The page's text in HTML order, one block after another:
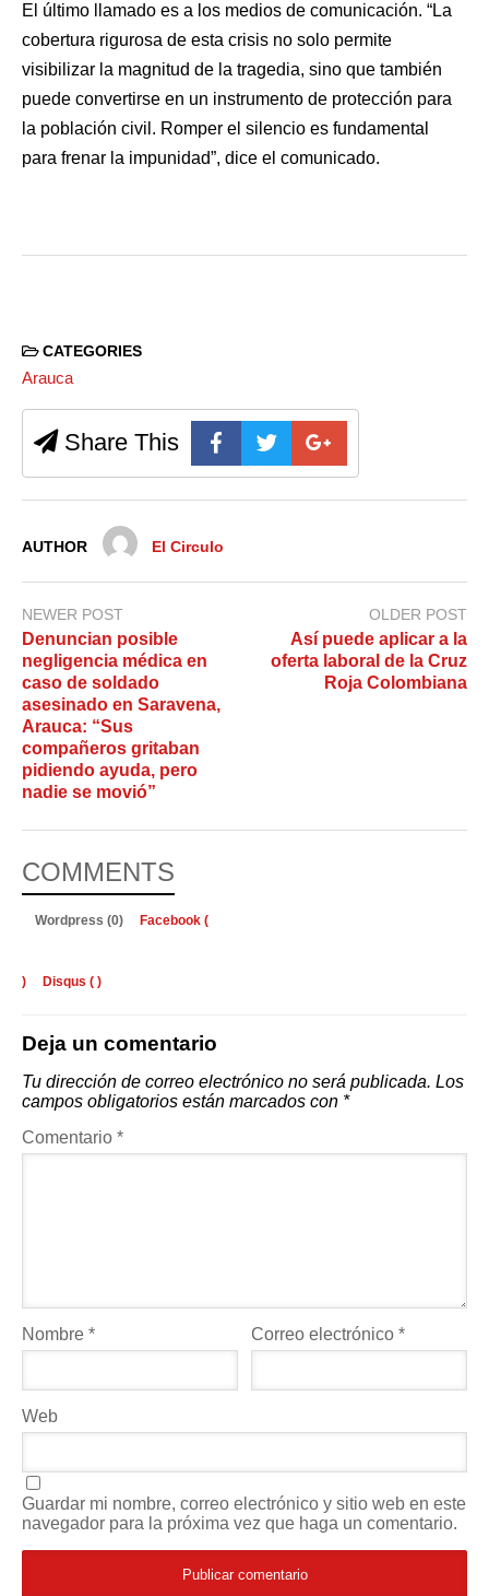
El último llamado es a los medios de comunicación. “La
cobertura rigurosa de esta crisis no solo permite
visibilizar la magnitud de la tragedia, sino que también
puede convertirse en un instrumento de protección para
la población civil. Romper el silencio es fundamental
para frenar la impunidad”, dice el comunicado.
CATEGORIES
Arauca
Share This
AUTHOR El Circulo
NEWER POST
Denuncian posible
negligencia médica en
caso de soldado
asesinado en Saravena,
Arauca: “Sus
compañeros gritaban
pidiendo ayuda, pero
nadie se movió”
OLDER POST
Así puede aplicar a la
oferta laboral de la Cruz
Roja Colombiana
COMMENTS
Wordpress (0) Facebook (
) Disqus ( )
Deja un comentario
Tu dirección de correo electrónico no será publicada. Los
campos obligatorios están marcados con *
Comentario *
Nombre * Correo electrónico*
Web
Guardar mi nombre, correo electrónico y sitio web en este
navegador para la próxima vez que haga un comentario.